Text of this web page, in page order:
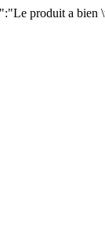
produit a bien